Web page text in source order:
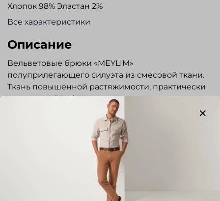
Хлопок 98% Эластан 2%
Все характеристики
Описание
Вельветовые брюки «MEYLIM»
полуприлегающего силуэта из смесовой ткани.
Ткань повышенной растяжимости, практически
не мнется. Гульфик на молнии, пояс
застегивается на пуговицу. Боковые карманы
расположены наклонно. Задние карманы с
застежкой на пуговицы. Брюки прекрасно
сочетаются с сорочками и трикотажем. Отлично
подходят для повседневной носки.